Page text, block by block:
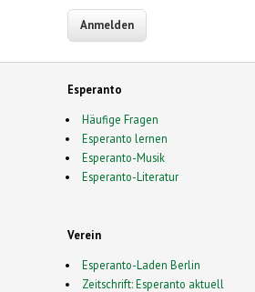
Esperanto
Häufige Fragen
Esperanto lernen
Esperanto-Musik
Esperanto-Literatur
Verein
Esperanto-Laden Berlin
Zeitschrift: Esperanto aktuell